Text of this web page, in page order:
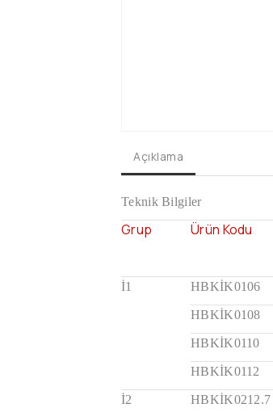
Açıklama
Teknik Bilgiler
Grup Ürün Kodu
İ1 HBKİK0106
HBKİK0108
HBKİK0110
HBKİK0112
İ2 HBKİK0212.7